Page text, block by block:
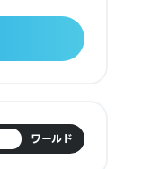
ワールド